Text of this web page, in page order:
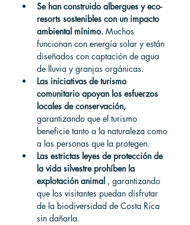
Se han construido albergues y eco-
resorts sostenibles con un impacto
ambiental mínimo. Muchos
funcionan con energía solar y están
diseñados con captación de agua
de lluvia y granjas orgánicas.
Las iniciativas de turismo
comunitario apoyan los esfuerzos
locales de conservación,
garantizando que el turismo
beneficie tanto a la naturaleza como
a las personas que la protegen.
Las estrictas leyes de protección de
la vida silvestre prohíben la
explotación animal , garantizando
que los visitantes puedan disfrutar
de la biodiversidad de Costa Rica
sin dañarla.